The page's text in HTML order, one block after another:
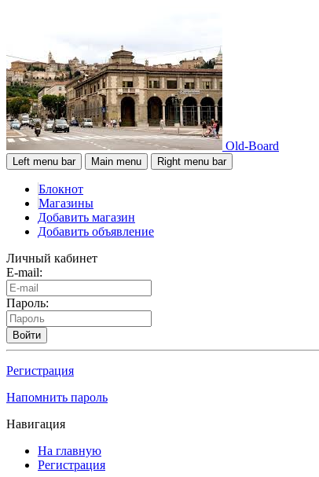
Old-Board
Left menu bar Main menu Right menu bar
Блокнот
Магазины
Добавить магазин
Добавить объявление
Личный кабинет
E-mail:
Пароль:
Войти
Регистрация
Напомнить пароль
Навигация
На главную
Регистрация